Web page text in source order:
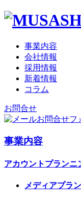
事業内容
会社情報
採用情報
新着情報
コラム
お問合せ
お問合せフ
事業内容
アカウントプランニ
メディアプラ